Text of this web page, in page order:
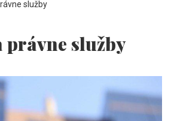
služby
právne služby